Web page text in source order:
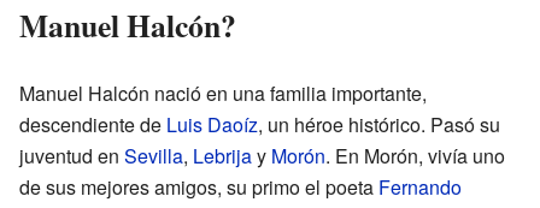
Manuel Halcón?
Manuel Halcón nació en una familia importante,
descendiente de Luis Daoíz, un héroe histórico. Pasó su
juventud en Sevilla, Lebrijay Morón. En Morón, vivía uno
de sus mejores amigos, su primo el poeta Fernando